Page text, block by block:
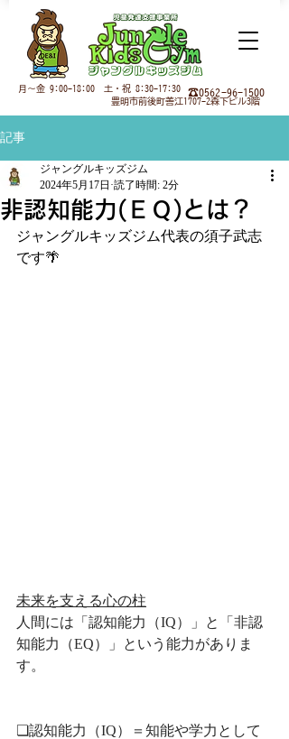
☎0562-96-1500
月 ～金 9:00-18:00 土・祝 8:30-17:30
豊明市前後町善江1707-2森下ビル3階
記事
非認知能力(ＥＱ)とは？
ジャングルキッズジム
2024年5月17日 読了時間: 2分
ジャングルキッズジム代表の須子武志
です🌴
未来を支える心の柱
人間には「認知能力（IQ）」と「非認
知能力（EQ）」という能力がありま
す。
❏認知能力（IQ）＝知能や学力として